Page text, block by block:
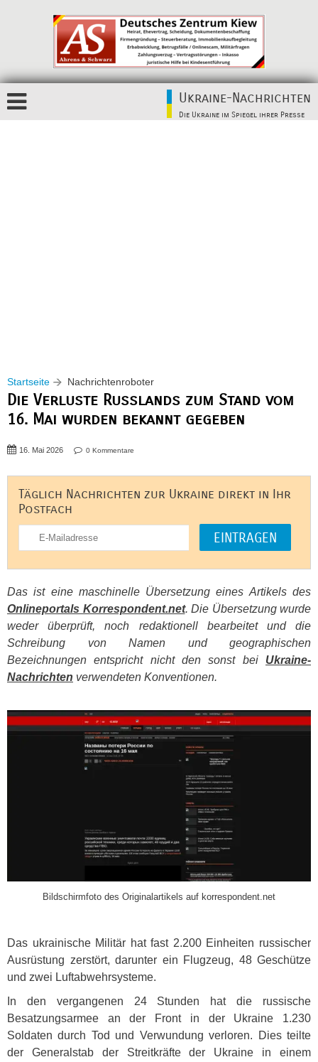
Ukraine-Nachrichten
Die Ukraine im Spiegel ihrer Presse
Startseite Nachrichtenroboter
Die Verluste Russlands zum Stand vom
16. Mai wurden bekannt gegeben
16. Mai 2026 0 Kommentare
Täglich Nachrichten zur Ukraine direkt in Ihr
Postfach
Das ist eine maschinelle Übersetzung eines Artikels des
Onlineportals Korrespondent.net. Die Übersetzung wurde
weder überprüft, noch redaktionell bearbeitet und die
Schreibung von Namen und geographischen
Bezeichnungen entspricht nicht den sonst bei Ukraine-
Nachrichten verwendeten Konventionen.
Bildschirmfoto des Originalartikels auf korrespondent.net
Das ukrainische Militär hat fast 2.200 Einheiten russischer
Ausrüstung zerstört, darunter ein Flugzeug, 48 Geschütze
und zwei Luftabwehrsysteme.
In den vergangenen 24 Stunden hat die russische
Besatzungsarmee an der Front in der Ukraine 1.230
Soldaten durch Tod und Verwundung verloren. Dies teilte
der Generalstab der Streitkräfte der Ukraine in einem